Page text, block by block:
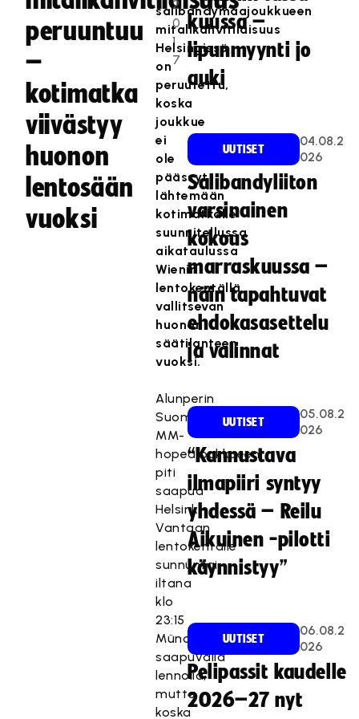
peruuntuu
–
kotimatka
viivästyy
huonon
lentosään
vuoksi
2
0
1
7
salibandymaajoukkueen
mitalikahvitilaisuus
Helsingissä
on
peruutettu,
koska
joukkue
ei
ole
päässyt
lähtemään
kotimatkalle
suunnitellussa
aikataulussa
Wienin
lentokentällä
vallitsevan
huonon
säätilanteen
vuoksi.
Alunperin
Suomen
MM-
hopeajoukkueen
piti
saapua
Helsinki-
Vantaan
lentokentälle
sunnuntai-
iltana
klo
23:15
Münchenista
saapuvalla
lennolla,
mutta
koska
kuussa –
lipunmyynti jo
auki
UUTISET
04.08.2
026
Salibandyliiton
varsinainen
kokous
marraskuussa –
näin tapahtuvat
ehdokasasettelu
ja valinnat
UUTISET
05.08.2
026
“Kannustava
ilmapiiri syntyy
yhdessä – Reilu
Aikuinen -pilotti
käynnistyy”
UUTISET
06.08.2
026
Pelipassit kaudelle
2026–27 nyt